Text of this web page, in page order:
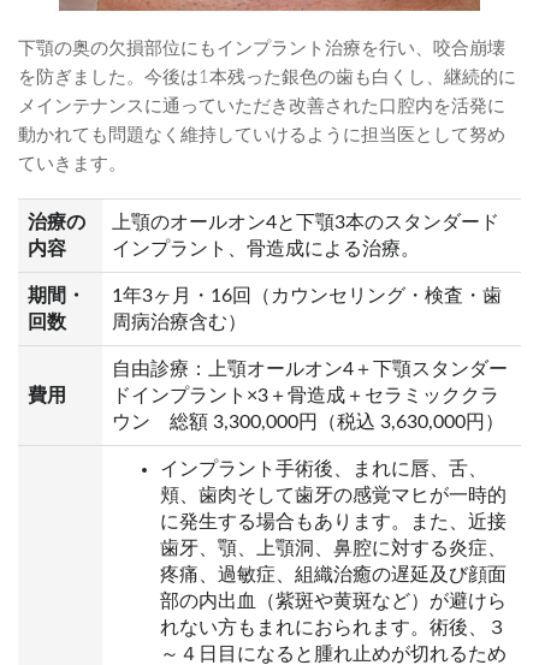
下顎の奥の欠損部位にもインプラント治療を行い、咬合崩壊
を防ぎました。今後は1本残った銀色の歯も白くし、継続的に
メインテナンスに通っていただき改善された口腔内を活発に
動かれても問題なく維持していけるように担当医として努め
ていきます。
治療の
内容
上顎のオールオン4と下顎3本のスタンダード
インプラント、骨造成による治療。
期間・
回数
1年3ヶ月・16回（カウンセリング・検査・歯
周病治療含む）
費用
自由診療：上顎オールオン4＋下顎スタンダー
ドインプラント×3＋骨造成＋セラミッククラ
ウン 総額 3,300,000円（税込 3,630,000円）
インプラント手術後、まれに唇、舌、
頬、歯肉そして歯牙の感覚マヒが一時的
に発生する場合もあります。また、近接
歯牙、顎、上顎洞、鼻腔に対する炎症、
疼痛、過敏症、組織治癒の遅延及び顔面
部の内出血（紫斑や黄斑など）が避けら
れない方もまれにおられます。術後、３
～４日目になると腫れ止めが切れるため